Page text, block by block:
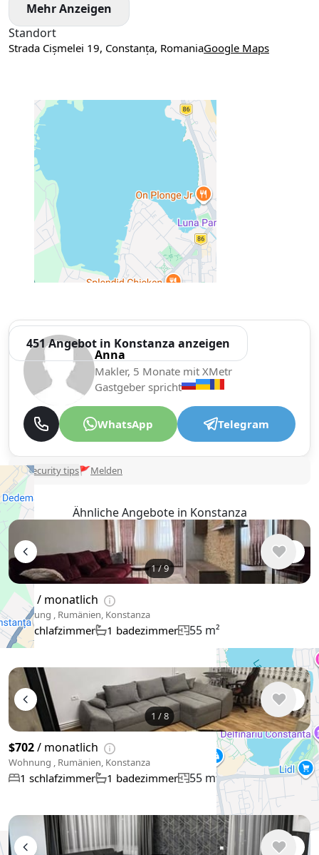
Mehr Anzeigen
Standort
Strada Cișmelei 19, Constanța, RomaniaGoogle Maps
451 Angebot in Konstanza anzeigen
Anna
Makler, 5 Monate mit XMetr
Gastgeber spricht
WhatsApp Telegram
🛡Security tips🚩Melden
Ähnliche Angebote in Konstanza
1/9
$562 / monatlich
Wohnung , Rumänien, Konstanza
1 schlafzimmer 1 badezimmer 55 m²
1 /8
$702/ monatlich
Wohnung , Rumänien, Konstanza
1 schlafzimmer 1 badezimmer 55 m²